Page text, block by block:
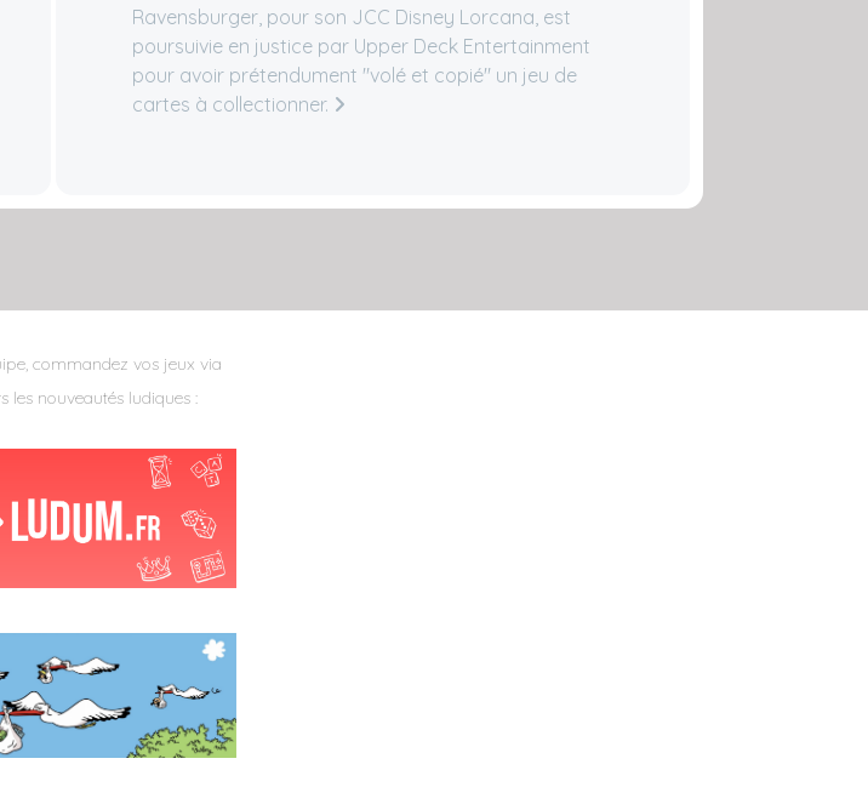
Ravensburger, pour son JCC Disney Lorcana, est
poursuivie en justice par Upper Deck Entertainment
pour avoir prétendument "volé et copié" un jeu de
cartes à collectionner.
commandez vos jeux via
les nouveautés ludiques :